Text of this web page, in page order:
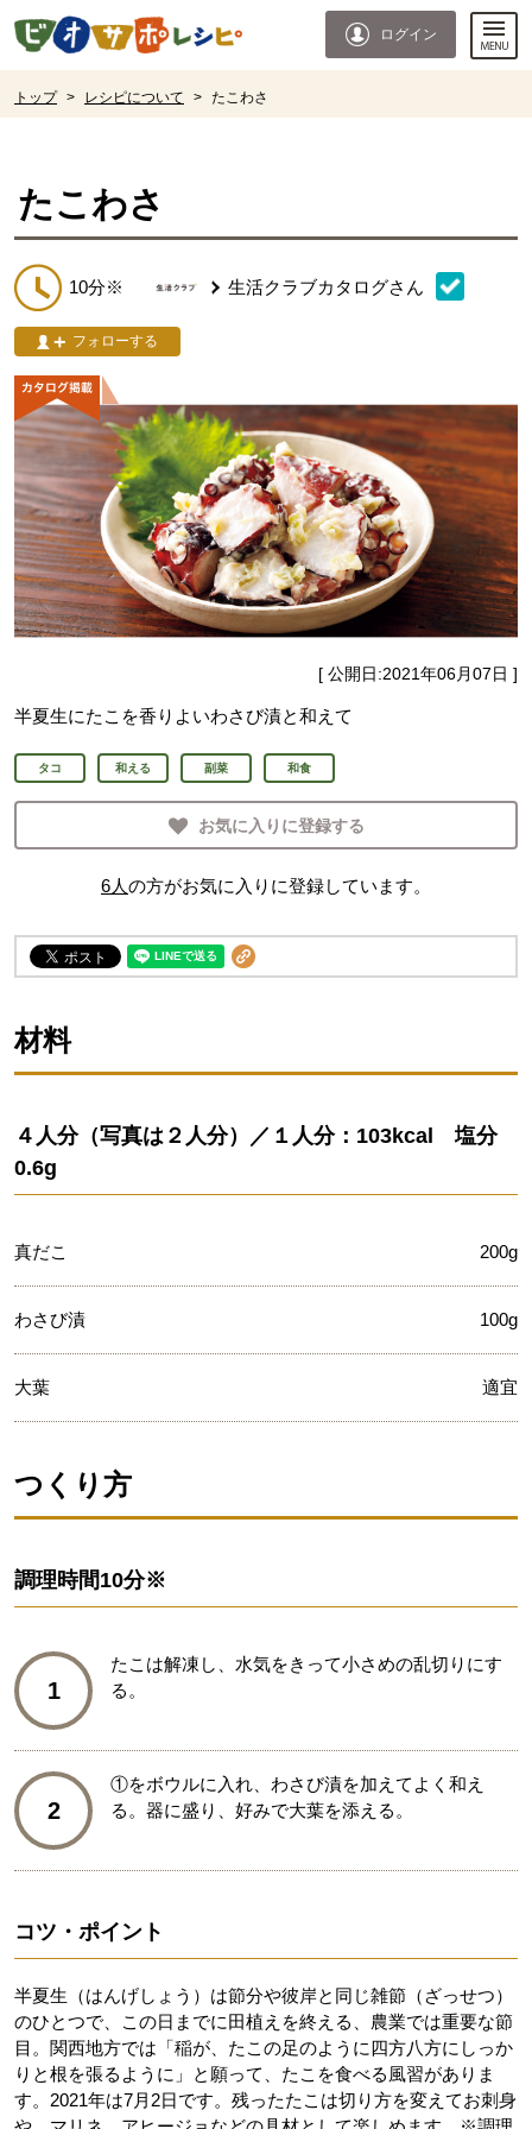
ページの先頭です。
ログイン
トップ > レシピについて > たこわさ
たこわさ
10分※ 生活クラブカタログさん
フォローする
[ 公開日:2021年06月07日 ]
半夏生にたこを香りよいわさび漬と和えて
タコ 和える 副菜 和食
お気に入りに登録する
6人の方がお気に入りに登録しています。
材料
４人分（写真は２人分）／１人分：103kcal 塩分
0.6g
真だこ 200g
わさび漬 100g
大葉 適宜
つくり方
調理時間10分※
1
たこは解凍し、水気をきって小さめの乱切りにす
る。
2
①をボウルに入れ、わさび漬を加えてよく和え
る。器に盛り、好みで大葉を添える。
コツ・ポイント
半夏生（はんげしょう）は節分や彼岸と同じ雑節（ざっせつ）
のひとつで、この日までに田植えを終える、農業では重要な節
目。関西地方では「稲が、たこの足のように四方八方にしっか
りと根を張るように」と願って、たこを食べる風習がありま
す。2021年は7月2日です。残ったたこは切り方を変えてお刺身